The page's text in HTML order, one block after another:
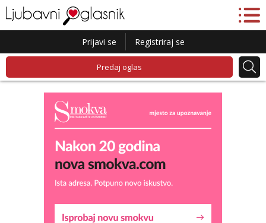
Prijavi se Registriraj se
Predaj oglas